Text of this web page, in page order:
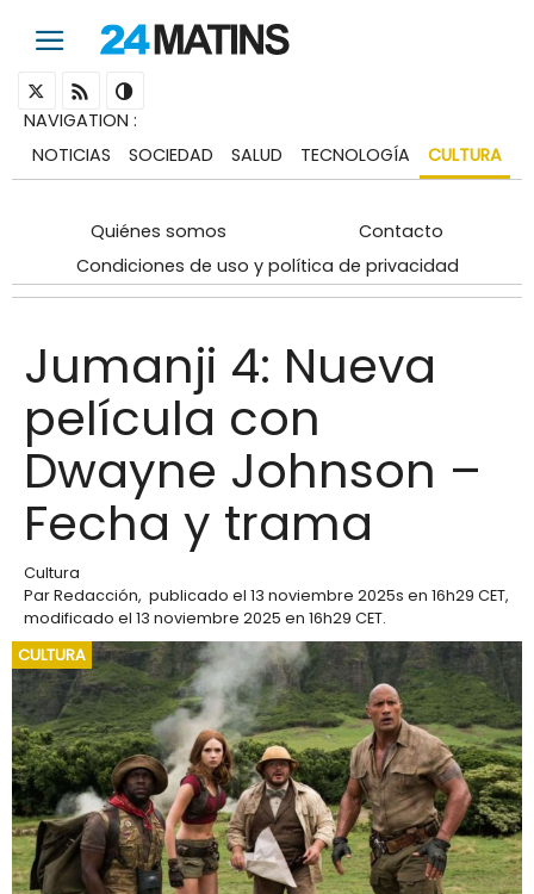
NAVIGATION :
NOTICIAS
SOCIEDAD SALUD TECNOLOGÍA CULTURA
Quiénes somos
Contacto
Condiciones de uso y política de privacidad
Jumanji 4: Nueva
película con
Dwayne Johnson –
Fecha y trama
Cultura
ParRedacción, publicado el 13 noviembre 2025s en 16h29 CET,
modificado el 13 noviembre 2025 en 16h29 CET.
CULTURA